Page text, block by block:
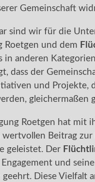
Gemeinschaft
sind wir für die
Roetgen und dem
in anderen
dass der
und Projekte,
gleichermaßen
Roetgen hat mit
wertvollen Beitrag
geleistet. Der
und
Diese Vielfalt